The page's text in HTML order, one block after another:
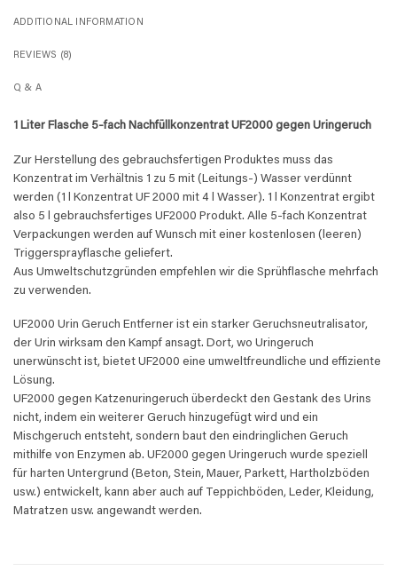
ADDITIONAL INFORMATION
REVIEWS (8)
Q & A
1 Liter Flasche 5-fach Nachfüllkonzentrat UF2000 gegen Uringeruch
Zur Herstellung des gebrauchsfertigen Produktes muss das
Konzentrat im Verhältnis 1 zu 5 mit (Leitungs-) Wasser verdünnt
werden (1 l Konzentrat UF 2000 mit 4 l Wasser). 1 l Konzentrat ergibt
also 5 l gebrauchsfertiges UF2000 Produkt. Alle 5-fach Konzentrat
Verpackungen werden auf Wunsch mit einer kostenlosen (leeren)
Triggersprayflasche geliefert.
Aus Umweltschutzgründen empfehlen wir die Sprühflasche mehrfach
zu verwenden.
UF2000 Urin Geruch Entferner ist ein starker Geruchsneutralisator,
der Urin wirksam den Kampf ansagt. Dort, wo Uringeruch
unerwünscht ist, bietet UF2000 eine umweltfreundliche und effiziente
Lösung.
UF2000 gegen Katzenuringeruch überdeckt den Gestank des Urins
nicht, indem ein weiterer Geruch hinzugefügt wird und ein
Mischgeruch entsteht, sondern baut den eindringlichen Geruch
mithilfe von Enzymen ab. UF2000 gegen Uringeruch wurde speziell
für harten Untergrund (Beton, Stein, Mauer, Parkett, Hartholzböden
usw.) entwickelt, kann aber auch auf Teppichböden, Leder, Kleidung,
Matratzen usw. angewandt werden.